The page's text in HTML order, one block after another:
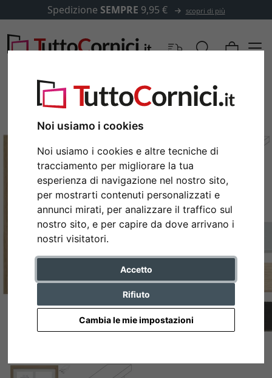
Noi usiamo i cookies
Noi usiamo i cookies e altre tecniche di
tracciamento per migliorare la tua
esperienza di navigazione nel nostro sito,
per mostrarti contenuti personalizzati e
annunci mirati, per analizzare il traffico sul
nostro sito, e per capire da dove arrivano i
nostri visitatori.
Accetto
Rifiuto
Cambia le mie impostazioni
Spedizione SEMPRE 9,95 € scopri di più
Indietro